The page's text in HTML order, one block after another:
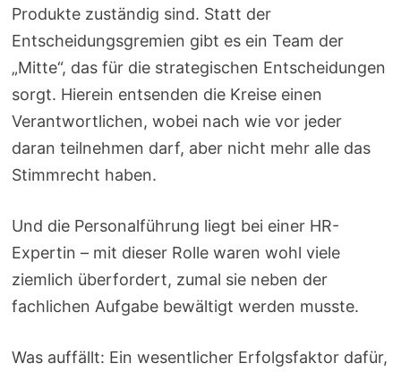
Produkte zuständig sind. Statt der
Entscheidungsgremien gibt es ein Team der
„Mitte“, das für die strategischen Entscheidungen
sorgt. Hierein entsenden die Kreise einen
Verantwortlichen, wobei nach wie vor jeder
daran teilnehmen darf, aber nicht mehr alle das
Stimmrecht haben.
Und die Personalführung liegt bei einer HR-
Expertin – mit dieser Rolle waren wohl viele
ziemlich überfordert, zumal sie neben der
fachlichen Aufgabe bewältigt werden musste.
Was auffällt: Ein wesentlicher Erfolgsfaktor dafür,